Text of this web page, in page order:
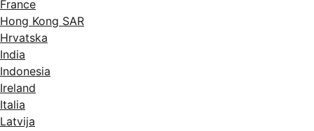
France
Hong Kong SAR
Hrvatska
India
Indonesia
Ireland
Italia
Latvija